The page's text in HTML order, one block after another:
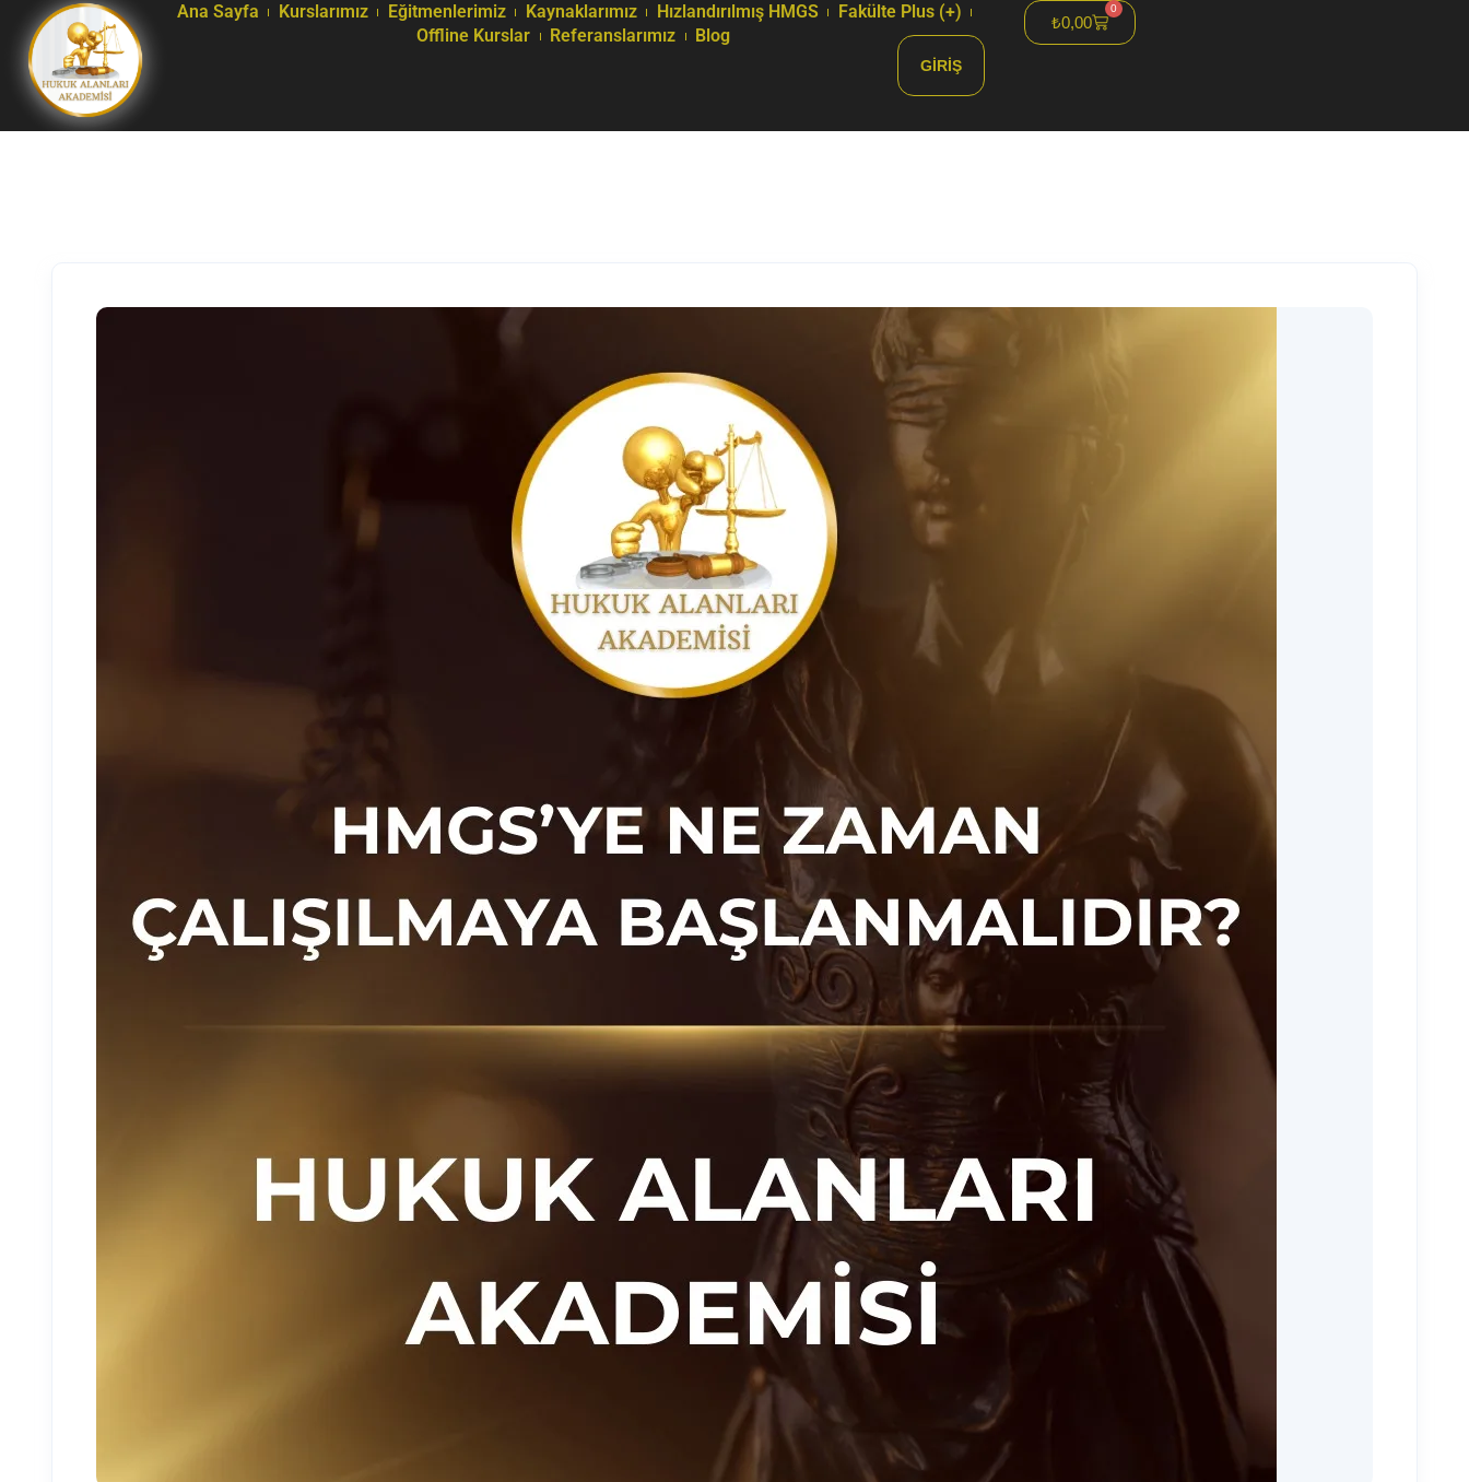
Ana Sayfa Kurslarımız Eğitmenlerimiz Kaynaklarımız Hızlandırılmış HMGS
Fakülte Plus (+)
Offline Kurslar
Referanslarımız Blog
GIRIŞ
₺0,00
0